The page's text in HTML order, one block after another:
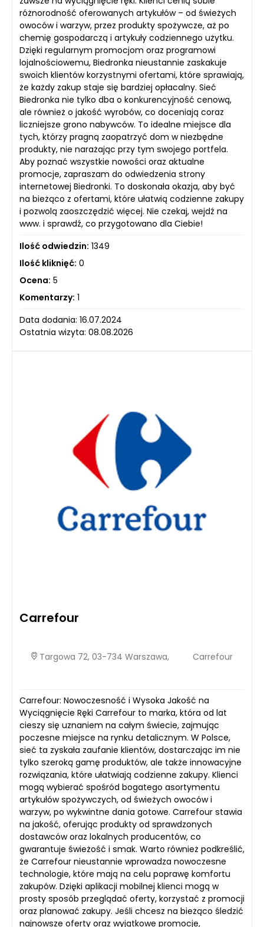
różnorodność oferowanych artykułów – od świeżych
owoców i warzyw, przez produkty spożywcze, aż po
chemię gospodarczą i artykuły codziennego użytku.
Dzięki regularnym promocjom oraz programowi
lojalnościowemu, Biedronka nieustannie zaskakuje
swoich klientów korzystnymi ofertami, które sprawiają,
że każdy zakup staje się bardziej opłacalny. Sieć
Biedronka nie tylko dba o konkurencyjność cenową,
ale również o jakość wyrobów, co doceniają coraz
liczniejsze grono nabywców. To idealne miejsce dla
tych, którzy pragną zaopatrzyć dom w niezbędne
produkty, nie narażając przy tym swojego portfela.
Aby poznać wszystkie nowości oraz aktualne
promocje, zapraszam do odwiedzenia strony
internetowej Biedronki. To doskonała okazja, aby być
na bieżąco z ofertami, które ułatwią codzienne zakupy
i pozwolą zaoszczędzić więcej. Nie czekaj, wejdź na
www. i sprawdź, co przygotowano dla Ciebie!
Ilość odwiedzin: 1349
Ilość kliknięć: 0
Ocena: 5
Komentarzy: 1
Data dodania: 16.07.2024
Ostatnia wizyta: 08.08.2026
Carrefour
Targowa 72, 03-734 Warszawa, Carrefour
Carrefour: Nowoczesność i Wysoka Jakość na
Wyciągnięcie Ręki Carrefour to marka, która od lat
cieszy się uznaniem na całym świecie, zajmując
poczesne miejsce na rynku detalicznym. W Polsce,
sieć ta zyskała zaufanie klientów, dostarczając im nie
tylko szeroką gamę produktów, ale także innowacyjne
rozwiązania, które ułatwiają codzienne zakupy. Klienci
mogą wybierać spośród bogatego asortymentu
artykułów spożywczych, od świeżych owoców i
warzyw, po wykwintne dania gotowe. Carrefour stawia
na jakość, oferując produkty od sprawdzonych
dostawców oraz lokalnych producentów, co
gwarantuje świeżość i smak. Warto również podkreślić,
że Carrefour nieustannie wprowadza nowoczesne
technologie, które mają na celu poprawę komfortu
zakupów. Dzięki aplikacji mobilnej klienci mogą w
prosty sposób przeglądać oferty, korzystać z promocji
oraz planować zakupy. Jeśli chcesz na bieżąco śledzić
najnowsze oferty oraz wyjątkowe promocje,